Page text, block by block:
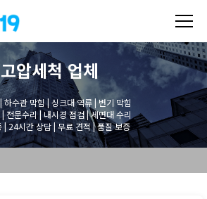
고압세척업체
하수관 막힘 | 싱크대 역류 | 변기 막힘
전문수리 | 내시경 점검 | 세면대 수리
| 24시간 상담 | 무료 견적 | 품질 보증